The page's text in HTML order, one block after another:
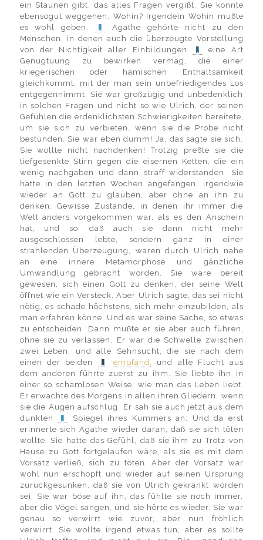
ein Staunen gibt, das alles Fragen vergißt. Sie konnte
ebensogut weggehen. Wohin? Irgendein Wohin mußte
es wohl geben.
Agathe gehörte nicht zu den
Menschen, in denen auch die überzeugte Vorstellung
von der Nichtigkeit aller Einbildungen
eine Art
Genugtuung zu bewirken vermag, die einer
kriegerischen oder hämischen Enthaltsamkeit
gleichkommt, mit der man sein unbefriedigendes Los
entgegennimmt. Sie war großzügig und unbedenklich
in solchen Fragen und nicht so wie Ulrich, der seinen
Gefühlen die erdenklichsten Schwierigkeiten bereitete,
um sie sich zu verbieten, wenn sie die Probe nicht
bestünden. Sie war eben dumm! Ja, das sagte sie sich.
Sie wollte nicht nachdenken! Trotzig preßte sie die
tiefgesenkte Stirn gegen die eisernen Ketten, die ein
wenig nachgaben und dann straff widerstanden. Sie
hatte in den letzten Wochen angefangen, irgendwie
wieder an Gott zu glauben, aber ohne an ihn zu
denken. Gewisse Zustände, in denen ihr immer die
Welt anders vorgekommen war, als es den Anschein
hat, und so, daß auch sie dann nicht mehr
ausgeschlossen lebte, sondern ganz in einer
strahlenden Überzeugung, waren durch Ulrich nahe
an eine innere Metamorphose und gänzliche
Umwandlung gebracht worden. Sie wäre bereit
gewesen, sich einen Gott zu denken, der seine Welt
öffnet wie ein Versteck. Aber Ulrich sagte, das sei nicht
nötig, es schade höchstens, sich mehr einzubilden, als
man erfahren könne. Und es war seine Sache, so etwas
zu entscheiden. Dann mußte er sie aber auch führen,
ohne sie zu verlassen. Er war die Schwelle zwischen
zwei Leben, und alle Sehnsucht, die sie nach dem
einen der beiden
empfand,
und alle Flucht aus
dem anderen führte zuerst zu ihm. Sie liebte ihn in
einer so schamlosen Weise, wie man das Leben liebt.
Er erwachte des Morgens in allen ihren Gliedern, wenn
sie die Augen aufschlug. Er sah sie auch jetzt aus dem
dunklen
Spiegel ihres Kummers an: Und da erst
erinnerte sich Agathe wieder daran, daß sie sich töten
wollte. Sie hatte das Gefühl, daß sie ihm zu Trotz von
Hause zu Gott fortgelaufen wäre, als sie es mit dem
Vorsatz verließ, sich zu töten. Aber der Vorsatz war
wohl nun erschöpft und wieder auf seinen Ursprung
zurückgesunken, daß sie von Ulrich gekränkt worden
sei. Sie war böse auf ihn, das fühlte sie noch immer,
aber die Vögel sangen, und sie hörte es wieder. Sie war
genau so verwirrt wie zuvor, aber nun fröhlich
verwirrt. Sie wollte irgend etwas tun, aber es sollte